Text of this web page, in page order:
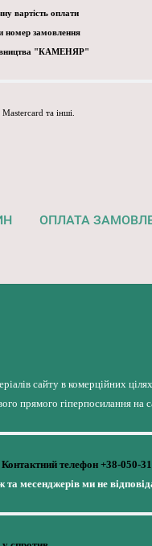
вартість оплати
номер замовлення
"КАМЕНЯР"
та інші.
ОПЛАТА
сайту в комерційних
прямого гіперпосилання на
Контактний телефон +38-050-
та месенджерів ми не